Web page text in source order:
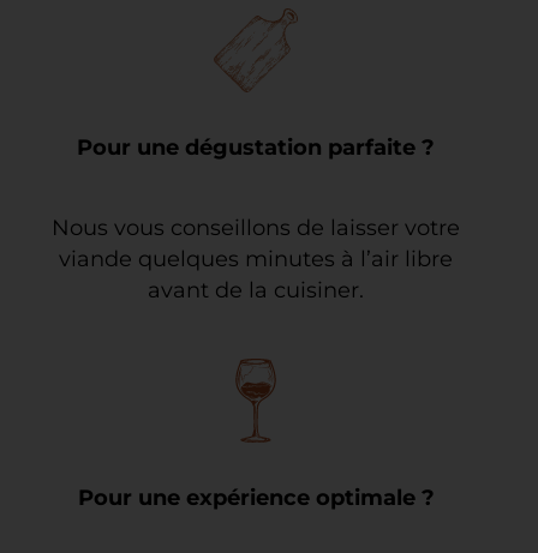
Pour une dégustation parfaite ?
Nous vous conseillons de laisser votre
viande quelques minutes à l’air libre
avant de la cuisiner.
Pour une expérience optimale ?